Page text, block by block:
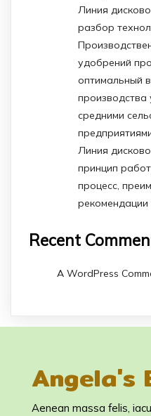
Линия
разбор
удобрений
оптимальный
средними
Линия
принцип
процесс,
рекомендации
Recent
A WordPress
Angela's
Aenean massa felis,